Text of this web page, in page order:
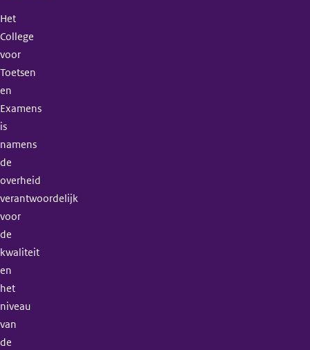
Het
College
voor
Toetsen
en
Examens
is
namens
de
overheid
verantwoordelijk
voor
de
kwaliteit
en
het
niveau
van
de